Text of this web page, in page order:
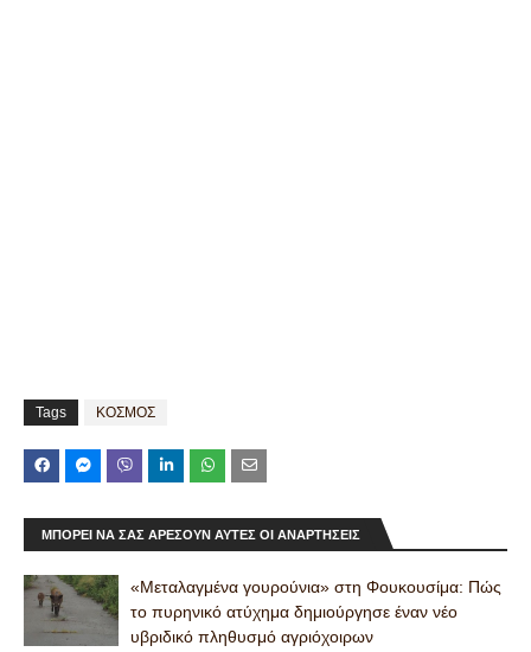
Tags ΚΟΣΜΟΣ
ΜΠΟΡΕΊ ΝΑ ΣΑΣ ΑΡΈΣΟΥΝ ΑΥΤΈΣ ΟΙ ΑΝΑΡΤΉΣΕΙΣ
«Μεταλαγμένα γουρούνια» στη Φουκουσίμα: Πώς
το πυρηνικό ατύχημα δημιούργησε έναν νέο
υβριδικό πληθυσμό αγριόχοιρων